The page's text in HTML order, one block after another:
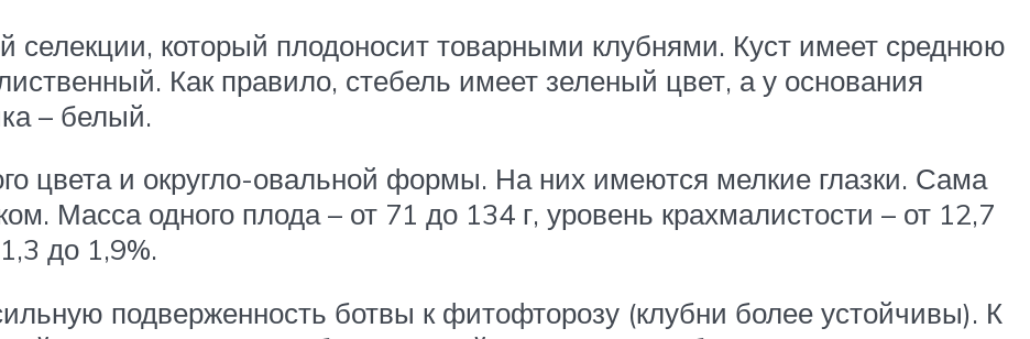
селекции, который плодоносит товарными клубнями. Куст имеет среднюю
Как правило, стебель имеет зеленый цвет, а у основания
– белый.
цвета и округло-овальной формы. На них имеются мелкие глазки. Сама
Масса одного плода – от 71 до 134 г, уровень крахмалистости – от 12,7
до 1,9%.
подверженность ботвы к фитофторозу (клубни более устойчивы). К